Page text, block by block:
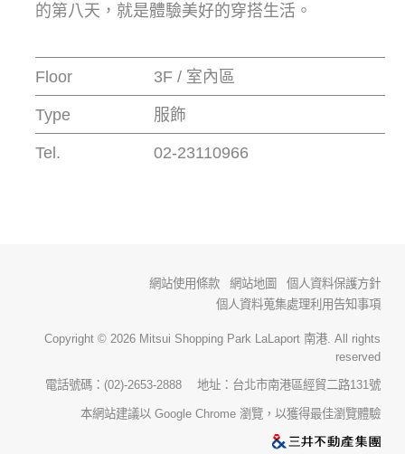
的第八天，就是體驗美好的穿搭生活。
Floor 3F / 室內區
Type 服飾
Tel. 02-23110966
網站使用條款 網站地圖
個人資料保護方針
個人資料蒐集處理利用告知事項
Copyright © 2026 Mitsui Shopping Park LaLaport 南港. All rights
reserved
電話號碼：(02)-2653-2888 地址：台北市南港區經貿二路131號
本網站建議以 Google Chrome 瀏覽，以獲得最佳瀏覽體驗